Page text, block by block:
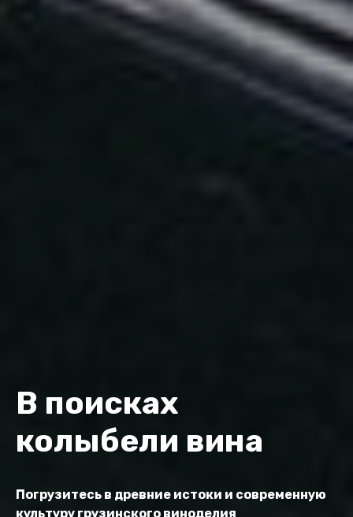
В поисках
колыбели вина
Погрузитесь в древние истоки и современную
культуру грузинского виноделия